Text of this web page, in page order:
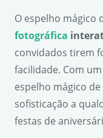
O espelho mágico
fotográfica
convidados tirem
facilidade. Com
espelho mágico
sofisticação a
festas de